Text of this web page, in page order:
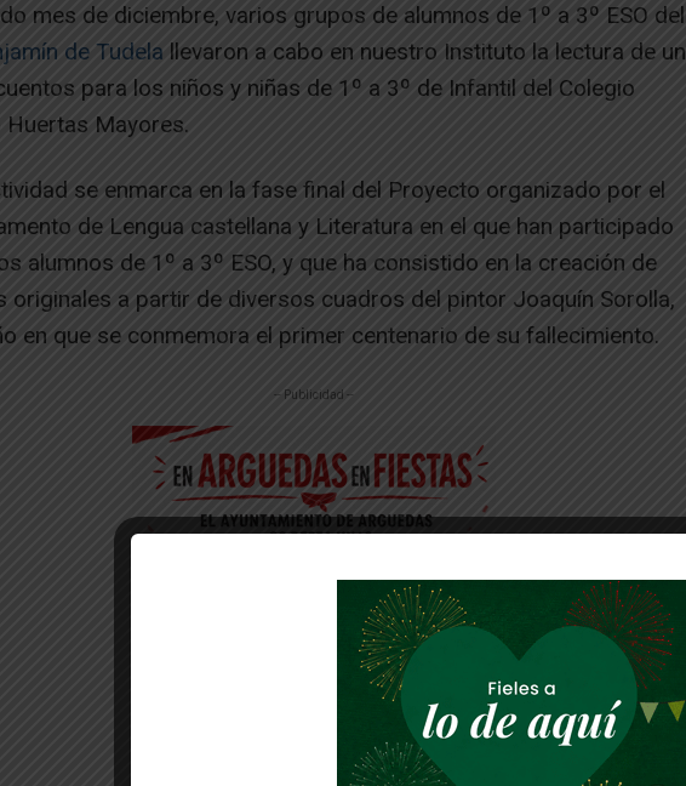
mes de diciembre, varios grupos de alumnos de 1º a 3º ESO del
de Tudela llevaron a cabo en nuestro Instituto la lectura de un
para los niños y niñas de 1º a 3º de Infantil del Colegio
Huertas Mayores.
se enmarca en la fase final del Proyecto organizado por el
de Lengua castellana y Literatura en el que han participado
alumnos de 1º a 3º ESO, y que ha consistido en la creación de
originales a partir de diversos cuadros del pintor Joaquín Sorolla,
en que se conmemora el primer centenario de su fallecimiento.
-- Publicidad --